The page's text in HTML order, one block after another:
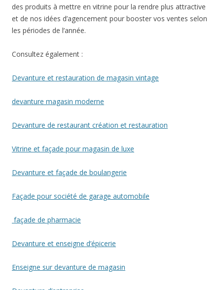
des produits à mettre en vitrine pour la rendre plus attractive
et de nos idées d’agencement pour booster vos ventes selon
les périodes de l’année.
Consultez également :
Devanture et restauration de magasin vintage
devanture magasin moderne
Devanture de restaurant création et restauration
Vitrine et façade pour magasin de luxe
Devanture et façade de boulangerie
Façade pour société de garage automobile
façade de pharmacie
Devanture et enseigne d’épicerie
Enseigne sur devanture de magasin